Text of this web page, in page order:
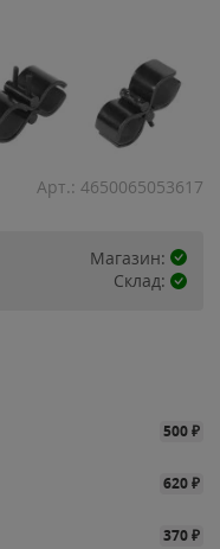
Арт.: 4650065053617
Магазин:
Склад:
500₽
620₽
370₽